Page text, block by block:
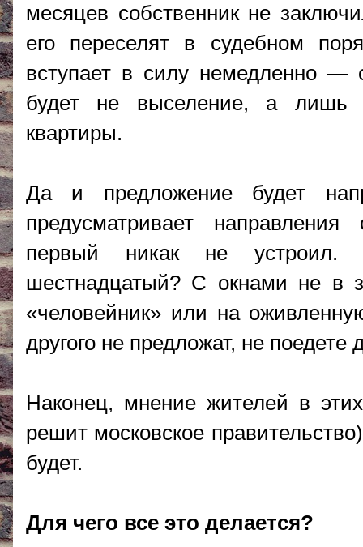
месяцев собственник не
его переселят в судебном
вступает в силу немедленно —
будет не выселение, а лишь
квартиры.
Да и предложение будет
предусматривает
первый никак не устроил.
шестнадцатый? С окнами не в
«человейник» или на
другого не предложат, не
Наконец, мнение жителей в
решит московское
будет.
Для чего все это делается?